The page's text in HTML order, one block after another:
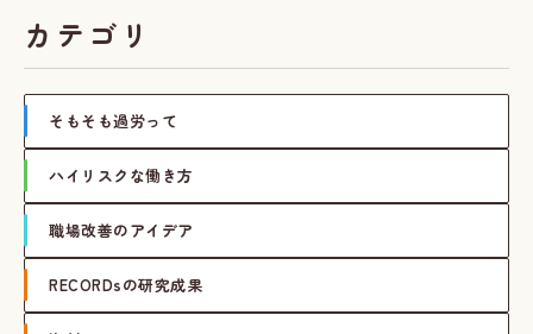
カテゴリ
そもそも過労って
ハイリスクな働き方
職場改善のアイデア
RECORDsの研究成果